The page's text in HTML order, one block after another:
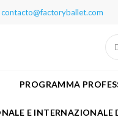
contacto@factoryballet.com
PROGRAMMA
E INTERNAZIONALE